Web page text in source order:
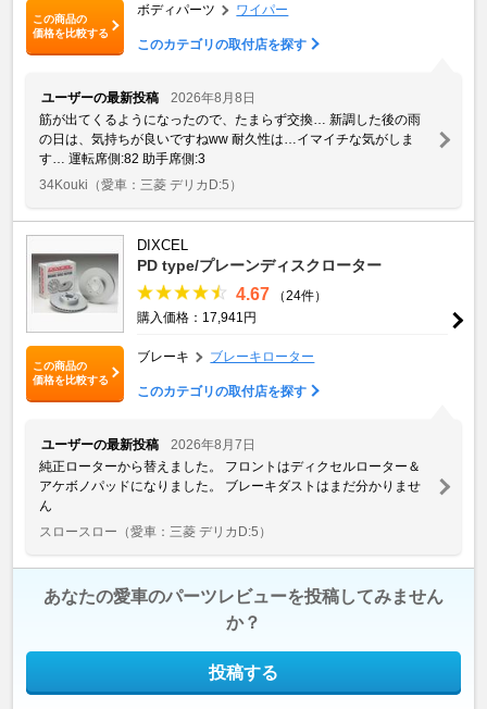
この商品の
価格を比較する
ボディパーツ ワイパー
このカテゴリの取付店を探す
ユーザーの最新投稿
2026年8月8日
筋が出てくるようになったので、たまらず交換… 新調した後の雨
の日は、気持ちが良いですねww 耐久性は…イマイチな気がしま
す… 運転席側:82 助手席側:3
34Kouki （愛車：三菱 デリカD:5）
この商品の
価格を比較する
DIXCEL
PD type/プレーンディスクローター
4.67
（24件）
購入価格：17,941円
ブレーキ ブレーキローター
このカテゴリの取付店を探す
ユーザーの最新投稿
2026年8月7日
純正ローターから替えました。 フロントはディクセルローター＆
アケボノパッドになりました。 ブレーキダストはまだ分かりませ
ん
スロースロー （愛車：三菱 デリカD:5）
あなたの愛車のパーツレビューを投稿してみません
か？
投稿する